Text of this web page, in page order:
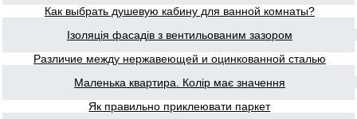
Как выбрать душевую кабину для ванной комнаты?
Ізоляція фасадів з вентильованим зазором
Различие между нержавеющей и оцинкованной сталью
Маленька квартира. Колір має значення
Як правильно приклеювати паркет